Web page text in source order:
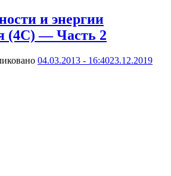
и энергии
(4С) — Часть 2
04.03.2013 - 16:4023.12.2019